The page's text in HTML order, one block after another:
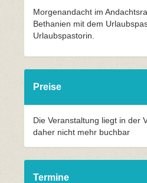
Morgenandacht im
Bethanien mit dem
Urlaubspastorin.
Preise
Die Veranstaltung liegt in der
daher nicht mehr buchbar
Termine